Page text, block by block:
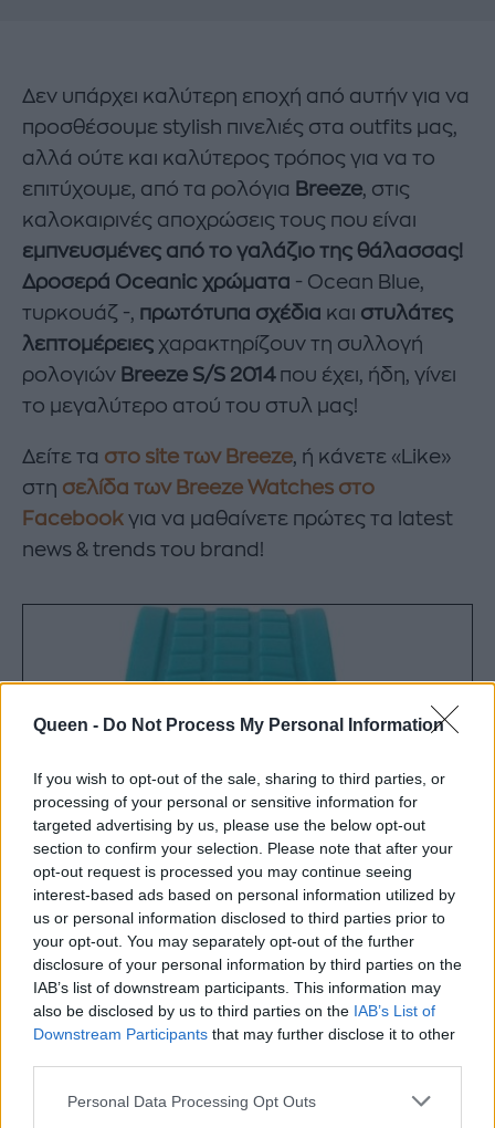
Queen - Do Not Process My Personal Information
If you wish to opt-out of the sale, sharing to third parties, or
processing of your personal or sensitive information for
targeted advertising by us, please use the below opt-out
section to confirm your selection. Please note that after your
opt-out request is processed you may continue seeing
interest-based ads based on personal information utilized by
us or personal information disclosed to third parties prior to
your opt-out. You may separately opt-out of the further
disclosure of your personal information by third parties on the
IAB’s list of downstream participants. This information may
also be disclosed by us to third parties on the IAB’s List of
Downstream Participants that may further disclose it to other
Personal Data Processing Opt Outs
Δεν υπάρχει καλύτερη εποχή από αυτήν για να
προσθέσουμε stylish πινελιές στα outfits μας,
αλλά ούτε και καλύτερος τρόπος για να το
επιτύχουμε, από τα ρολόγια Breeze, στις
καλοκαιρινές αποχρώσεις τους που είναι
εμπνευσμένες από το γαλάζιο της θάλασσας!
Δροσερά Oceanic χρώματα - Ocean Blue,
τυρκουάζ -, πρωτότυπα σχέδια και στυλάτες
λεπτομέρειες χαρακτηρίζουν τη συλλογή
ρολογιών Breeze S/S 2014που έχει, ήδη, γίνει
τo μεγαλύτερο ατού του στυλ μας!
Δείτε τα στο site των Breeze , ή κάνετε «Like»
στη σελίδα των Breeze Watches στο
Facebook για να μαθαίνετε πρώτες τα latest
news & trends του brand!